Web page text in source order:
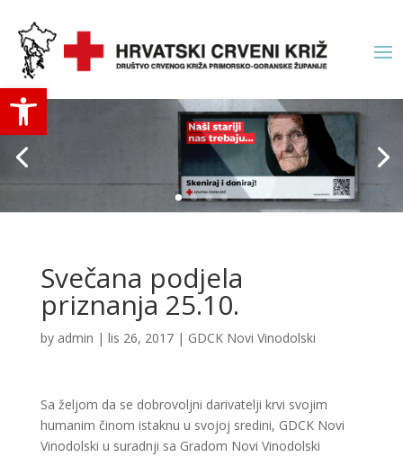
Open toolbar
Svečana podjela
priznanja 25.10.
by admin | lis 26, 2017| GDCK Novi Vinodolski
Sa željom da se dobrovoljni darivatelji krvi svojim
humanim činom istaknu u svojoj sredini, GDCK Novi
Vinodolski u suradnji sa Gradom Novi Vinodolski